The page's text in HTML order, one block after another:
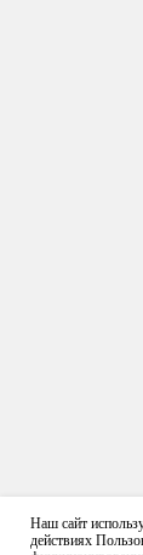
Наш сайт
действиях